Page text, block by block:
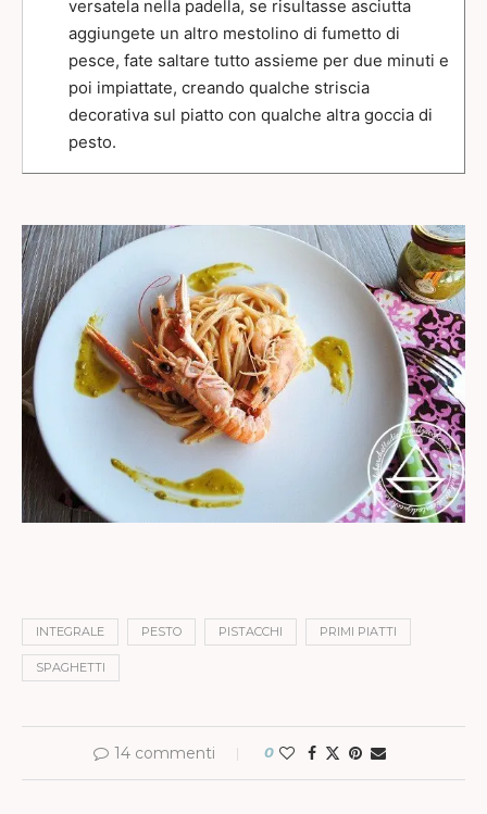
versatela nella padella, se risultasse asciutta
aggiungete un altro mestolino di fumetto di
pesce, fate saltare tutto assieme per due minuti e
poi impiattate, creando qualche striscia
decorativa sul piatto con qualche altra goccia di
pesto.
INTEGRALE PESTO PISTACCHI PRIMI PIATTI
SPAGHETTI
14 commenti 0